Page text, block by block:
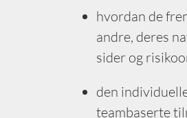
hvordan de
andre, deres
sider og
den
teambaserte